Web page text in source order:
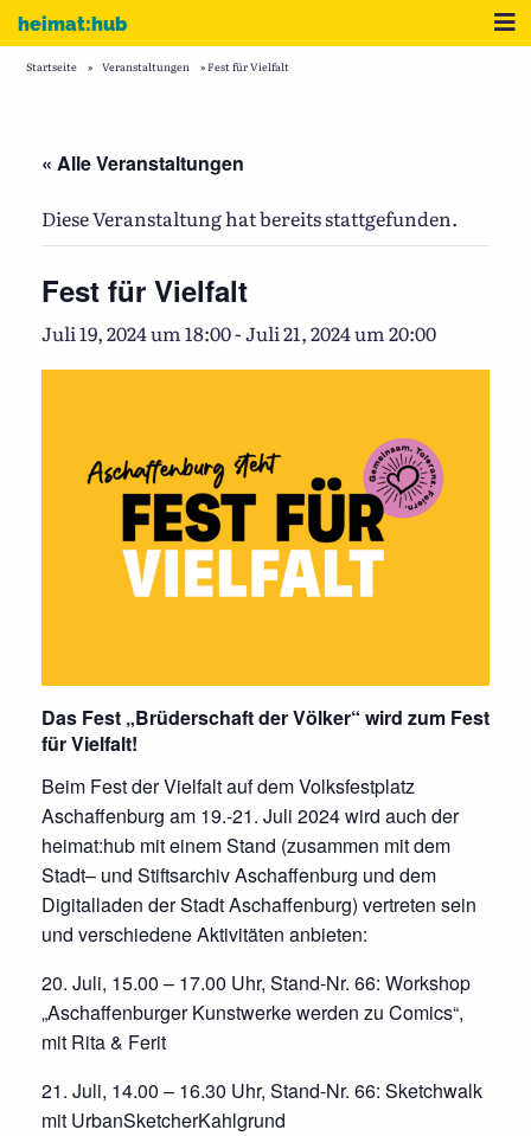
Zum Inhalt
heimat:hub
Startseite » Veranstaltungen »Fest für Vielfalt
« Alle Veranstaltungen
Diese Veranstaltung hat bereits stattgefunden.
Fest für Vielfalt
Juli 19, 2024 um 18:00-Juli 21, 2024 um 20:00
Das Fest „Brüderschaft der Völker“ wird zum Fest
für Vielfalt!
Beim Fest der Vielfalt auf dem Volksfestplatz
Aschaffenburg am 19.-21. Juli 2024 wird auch der
heimat:hub mit einem Stand (zusammen mit dem
Stadt– und Stiftsarchiv Aschaffenburg und dem
Digitalladen der Stadt Aschaffenburg) vertreten sein
und verschiedene Aktivitäten anbieten:
20. Juli, 15.00 – 17.00 Uhr, Stand-Nr. 66: Workshop
„Aschaffenburger Kunstwerke werden zu Comics“,
mit Rita & Ferit
21. Juli, 14.00 – 16.30 Uhr, Stand-Nr. 66: Sketchwalk
mit UrbanSketcherKahlgrund